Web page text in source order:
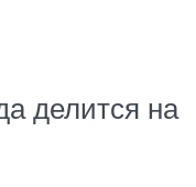
делится на